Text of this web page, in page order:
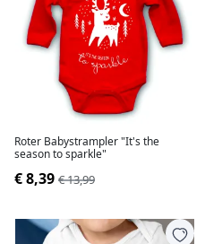
Roter Babystrampler "It's the
season to sparkle"
€ 8,39 € 13,99